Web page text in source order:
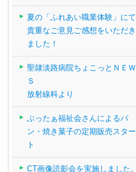
夏の「ふれあい職業体験」にて
貴重なご意見ご感想をいただき
ました！
聖隷淡路病院ちょこっとＮＥＷ
Ｓ
放射線科より
ぶったぁ福祉会さんによるパ
ン・焼き菓子の定期販売スター
ト
CT画像読影会を実施しました。